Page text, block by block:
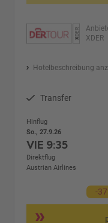
XDER
Hotelbeschreibung
Transfer
Hinflug
So., 27.9.26
VIE 9:35
Direktflug
Austrian Airlines
-